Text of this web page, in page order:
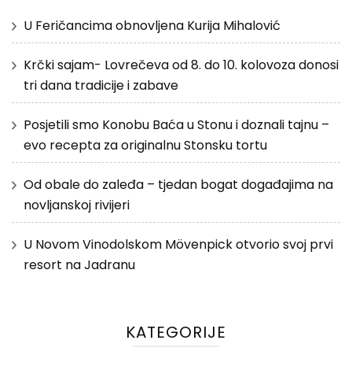
U Feričancima obnovljena Kurija Mihalović
Krčki sajam- Lovrečeva od 8. do 10. kolovoza donosi
tri dana tradicije i zabave
Posjetili smo Konobu Baća u Stonu i doznali tajnu –
evo recepta za originalnu Stonsku tortu
Od obale do zaleđa – tjedan bogat događajima na
novljanskoj rivijeri
U Novom Vinodolskom Mövenpick otvorio svoj prvi
resort na Jadranu
KATEGORIJE